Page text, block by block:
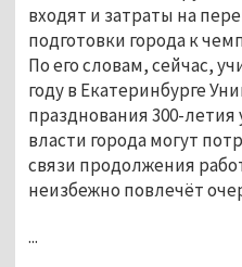
входят и затраты на
подготовки города к
По его словам, сейчас,
году в Екатеринбурге
празднования 300-
власти города могут
связи продолжения
неизбежно повлечёт
...